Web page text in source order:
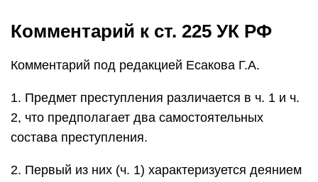
Комментарий к ст. 225 УК РФ
Комментарий под редакцией Есакова Г.А.
1. Предмет преступления различается в ч. 1 и ч.
2, что предполагает два самостоятельных
состава преступления.
2. Первый из них (ч. 1) характеризуется деянием